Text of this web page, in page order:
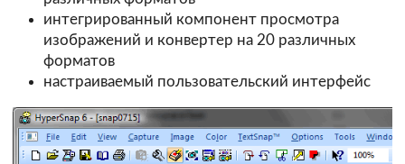
интегрированный компонент просмотра
изображений и конвертер на 20 различных
форматов
настраиваемый пользовательский интерфейс